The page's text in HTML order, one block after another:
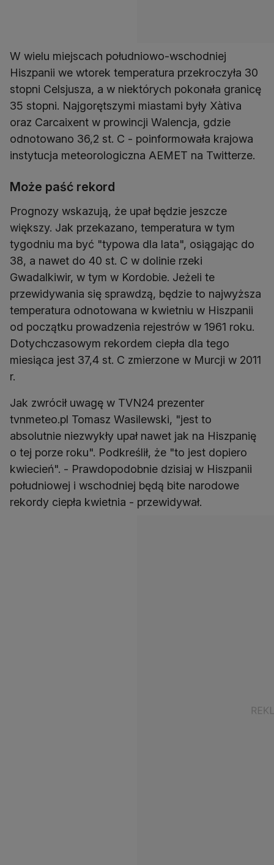
W wielu miejscach południowo-wschodniej
Hiszpanii we wtorek temperatura przekroczyła 30
stopni Celsjusza, a w niektórych pokonała granicę
35 stopni. Najgorętszymi miastami były Xàtiva
oraz Carcaixent w prowincji Walencja, gdzie
odnotowano 36,2 st. C - poinformowała krajowa
instytucja meteorologiczna AEMET na Twitterze.
Może paść rekord
Prognozy wskazują, że upał będzie jeszcze
większy. Jak przekazano, temperatura w tym
tygodniu ma być "typowa dla lata", osiągając do
38, a nawet do 40 st. C w dolinie rzeki
Gwadalkiwir, w tym w Kordobie. Jeżeli te
przewidywania się sprawdzą, będzie to najwyższa
temperatura odnotowana w kwietniu w Hiszpanii
od początku prowadzenia rejestrów w 1961 roku.
Dotychczasowym rekordem ciepła dla tego
miesiąca jest 37,4 st. C zmierzone w Murcji w 2011
r.
Jak zwrócił uwagę w TVN24 prezenter
tvnmeteo.pl Tomasz Wasilewski, "jest to
absolutnie niezwykły upał nawet jak na Hiszpanię
o tej porze roku". Podkreślił, że "to jest dopiero
kwiecień". - Prawdopodobnie dzisiaj w Hiszpanii
południowej i wschodniej będą bite narodowe
rekordy ciepła kwietnia - przewidywał.